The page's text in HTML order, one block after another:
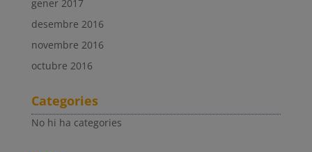
gener 2017
desembre 2016
novembre 2016
octubre 2016
Categories
No hi ha categories